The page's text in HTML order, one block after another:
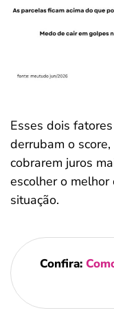
Esses dois
derrubam o
cobrarem juros
escolher o melhor
situação.
Confira: